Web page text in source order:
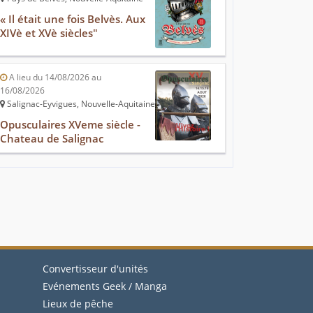
« Il était une fois Belvès. Aux
XIVè et XVè siècles"
A lieu du 14/08/2026 au
16/08/2026
Salignac-Eyvigues, Nouvelle-Aquitaine
Opusculaires XVeme siècle -
Chateau de Salignac
Convertisseur d'unités
Evénements Geek / Manga
Lieux de pêche